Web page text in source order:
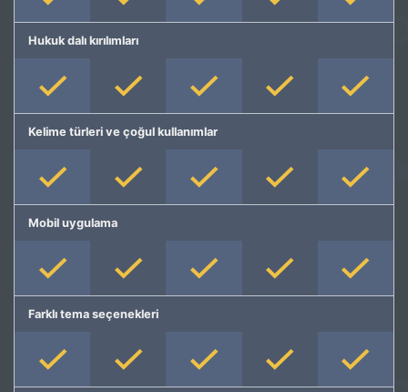
Hukuk dalı kırılımları
Kelime türleri ve çoğul kullanımlar
Mobil uygulama
Farklı tema seçenekleri